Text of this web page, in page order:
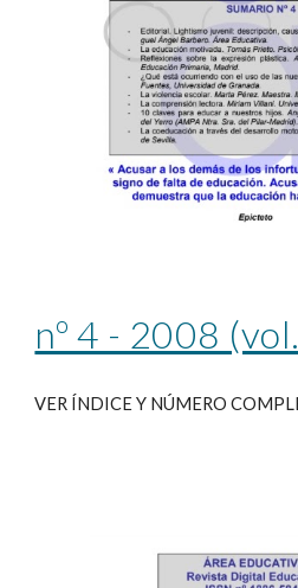
nº 4 - 2008
VER ÍNDICE Y NÚMERO